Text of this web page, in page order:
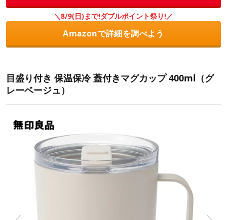
＼8/9(日)まで!ダブルポイント祭り!／
Amazonで詳細を調べよう
目盛り付き 保温保冷 蓋付きマグカップ 400ml（グ
レーベージュ）